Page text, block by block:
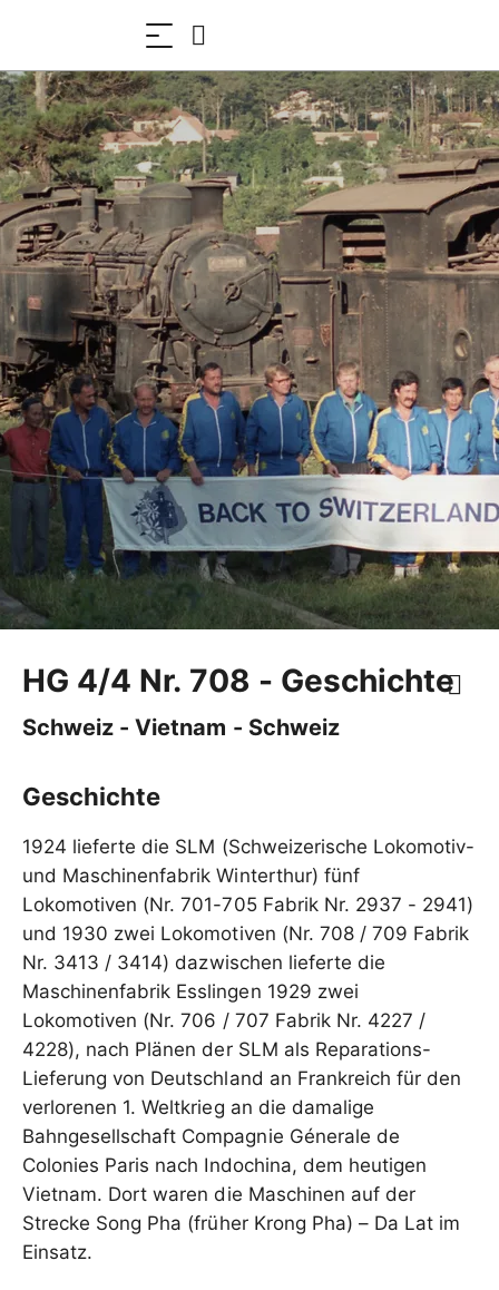
HG 4/4 Nr. 708 - Geschichte
Schweiz - Vietnam - Schweiz
Geschichte
1924 lieferte die SLM (Schweizerische Lokomotiv-
und Maschinenfabrik Winterthur) fünf
Lokomotiven (Nr. 701-705 Fabrik Nr. 2937 - 2941)
und 1930 zwei Lokomotiven (Nr. 708 / 709 Fabrik
Nr. 3413 / 3414) dazwischen lieferte die
Maschinenfabrik Esslingen 1929 zwei
Lokomotiven (Nr. 706 / 707 Fabrik Nr. 4227 /
4228), nach Plänen der SLM als Reparations-
Lieferung von Deutschland an Frankreich für den
verlorenen 1. Weltkrieg an die damalige
Bahngesellschaft Compagnie Génerale de
Colonies Paris nach Indochina, dem heutigen
Vietnam. Dort waren die Maschinen auf der
Strecke Song Pha (früher Krong Pha) – Da Lat im
Einsatz.